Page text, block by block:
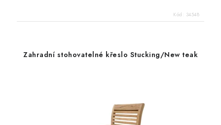
Kód: 34548
Zahradní stohovatelné křeslo Stucking/New teak